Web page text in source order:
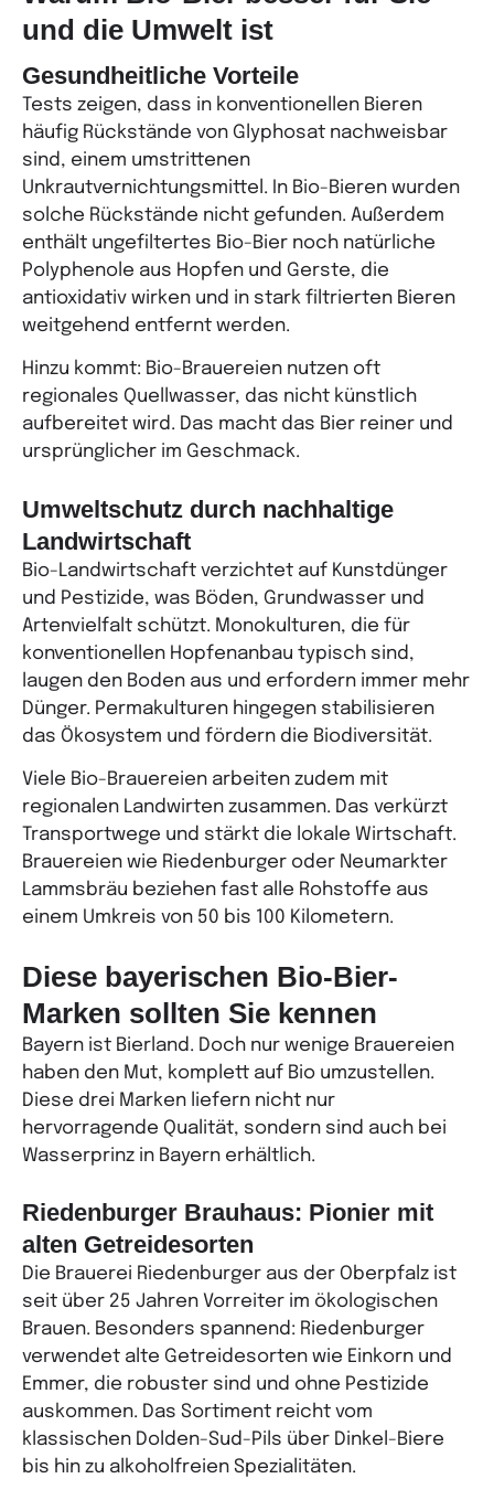
und die Umwelt ist
Gesundheitliche Vorteile
Tests zeigen, dass in konventionellen Bieren
häufig Rückstände von Glyphosat nachweisbar
sind, einem umstrittenen
Unkrautvernichtungsmittel. In Bio-Bieren wurden
solche Rückstände nicht gefunden. Außerdem
enthält ungefiltertes Bio-Bier noch natürliche
Polyphenole aus Hopfen und Gerste, die
antioxidativ wirken und in stark filtrierten Bieren
weitgehend entfernt werden.
Hinzu kommt: Bio-Brauereien nutzen oft
regionales Quellwasser, das nicht künstlich
aufbereitet wird. Das macht das Bier reiner und
ursprünglicher im Geschmack.
Umweltschutz durch nachhaltige
Landwirtschaft
Bio-Landwirtschaft verzichtet auf Kunstdünger
und Pestizide, was Böden, Grundwasser und
Artenvielfalt schützt. Monokulturen, die für
konventionellen Hopfenanbau typisch sind,
laugen den Boden aus und erfordern immer mehr
Dünger. Permakulturen hingegen stabilisieren
das Ökosystem und fördern die Biodiversität.
Viele Bio-Brauereien arbeiten zudem mit
regionalen Landwirten zusammen. Das verkürzt
Transportwege und stärkt die lokale Wirtschaft.
Brauereien wie Riedenburger oder Neumarkter
Lammsbräu beziehen fast alle Rohstoffe aus
einem Umkreis von 50 bis 100 Kilometern.
Diese bayerischen Bio-Bier-
Marken sollten Sie kennen
Bayern ist Bierland. Doch nur wenige Brauereien
haben den Mut, komplett auf Bio umzustellen.
Diese drei Marken liefern nicht nur
hervorragende Qualität, sondern sind auch bei
Wasserprinz in Bayern erhältlich.
Riedenburger Brauhaus: Pionier mit
alten Getreidesorten
Die Brauerei Riedenburger aus der Oberpfalz ist
seit über 25 Jahren Vorreiter im ökologischen
Brauen. Besonders spannend: Riedenburger
verwendet alte Getreidesorten wie Einkorn und
Emmer, die robuster sind und ohne Pestizide
auskommen. Das Sortiment reicht vom
klassischen Dolden-Sud-Pils über Dinkel-Biere
bis hin zu alkoholfreien Spezialitäten.